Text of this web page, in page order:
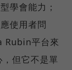
學會能力；
使用者問
Rubin平台來
但它不是單